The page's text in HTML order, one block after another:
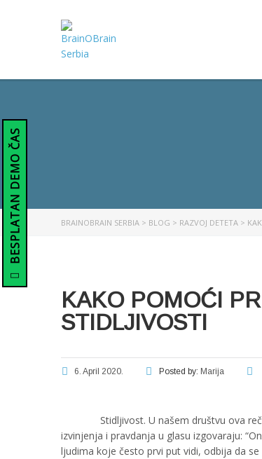
BESPLATAN DEMO ČAS BRAINOBRAIN SERBIA > BLOG > RAZVOJ DETETA >
KAKO POMOĆI
STIDLJIVOSTI
6. April 2020. Posted by: Marija
Stidljivost. U našem društvu ova reč
izvinjenja i pravdanja u glasu izgovaraju:
ljudima koje često prvi put vidi, odbija da